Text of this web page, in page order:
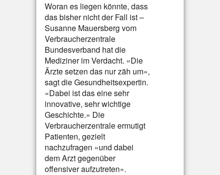
Woran es liegen könnte, dass
das bisher nicht der Fall ist –
Susanne Mauersberg vom
Verbraucherzentrale
Bundesverband hat die
Mediziner im Verdacht. «Die
Ärzte setzen das nur zäh um»,
sagt die Gesundheitsexpertin.
«Dabei ist das eine sehr
innovative, sehr wichtige
Geschichte.» Die
Verbraucherzentrale ermutigt
Patienten, gezielt
nachzufragen «und dabei
dem Arzt gegenüber
offensiver aufzutreten».